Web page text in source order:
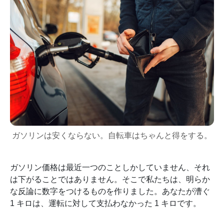
ガソリンは安くならない。自転車はちゃんと得をする。
ガソリン価格は最近一つのことしかしていません、それ
は下がることではありません。そこで私たちは、明らか
な反論に数字をつけるものを作りました。あなたが漕ぐ
1 キロは、運転に対して支払わなかった 1 キロです。